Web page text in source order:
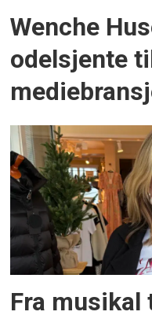
Wenche
odelsjente
Fra musikal